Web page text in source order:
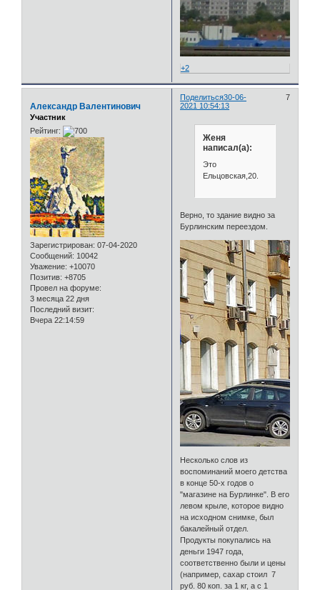
+2
Поделиться 7
30-06-
2021 10:54:13
Александр Валентинович
Участник
Рейтинг:
Зарегистрирован: 07-04-2020
Сообщений: 10042
Уважение: +10070
Позитив: +8705
Провел на форуме:
3 месяца 22 дня
Последний визит:
Вчера 22:14:59
Женя
написал(а):
Это
Ельцовская,20.
Верно, то здание видно за
Бурлинским переездом.
Несколько слов из
воспоминаний моего детства
в конце 50-х годов о
"магазине на Бурлинке". В его
левом крыле, которое видно
на исходном снимке, был
бакалейный отдел.
Продукты покупались на
деньги 1947 года,
соответственно были и цены
(например, сахар стоил 7
руб. 80 коп. за 1 кг, а с 1